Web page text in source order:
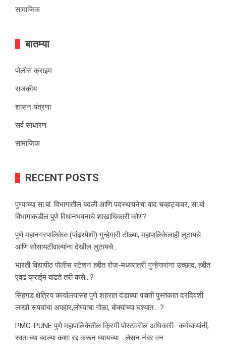
सामाजिक
बातम्या
पोलीस क्राइम
राजकीय
शासन यंत्रणा
सर्व साधारण
सामाजिक
RECENT POSTS
पुण्याच्या सा.बां. विभागातील बदली आणि पदस्थापनेचा वाद चव्हाट्यावर, सा.बां.
विभागाकडील पुणे विधानभवनाचे शाखाधिकारी कोण?
पुणे महानगरपालिकेत (पांढरपेशी) गुन्हेगारी टोळ्या, महापालिकेलाही लुटायचे
आणि सोसायटीवाल्यांना देखील लुटायचे…
भारती विद्यापीठ पोलीस स्टेशन हद्दीत रोज-मध्यरात्री गुन्हेगारांना उच्छाद, हद्दीत
एवढं क्राईम वाढते तरी कसे…?
सिंहगड क्षेत्रिय कार्यालयासह पुणे शहरात दंडाच्या पावती पुस्तकात दरदिवशी
लाखो रूपयांचा अपहार,लोण्याचा गोळा, बोक्यांच्या घश्यात… ?
PMC-PUNE पुणे महापालिकेतील क्रिमी पोस्टवरील अधिकारी- कर्मचाऱ्यांनी,
स्वतःच्या बदल्या कशा रद्द करून घ्यायच्या… लेसन नंबर वन